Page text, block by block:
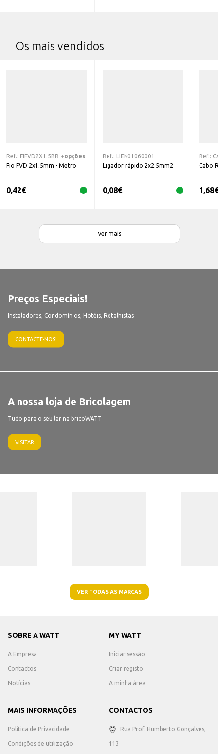
Os mais vendidos
Ref.: FIFVD2X1.5BR +opções
Fio FVD 2x1.5mm - Metro
0,42€
Ref.:
LIEK01060001
Ligador rápido 2x2.5mm2
0,08€
Ref.:
Cabo
1,68€
Ver mais
Preços Especiais!
Instaladores, Condomínios, Hotéis, Retalhistas
CONTACTE-NOS!
A nossa loja de Bricolagem
Tudo para o seu lar na bricoWATT
VISITAR
VER TODAS AS MARCAS
SOBRE A WATT
A Empresa
Contactos
Notícias
MY WATT
Iniciar sessão
Criar registo
A minha área
MAIS INFORMAÇÕES
Política de Privacidade
Condições de utilização
CONTACTOS
Rua Prof. Humberto Gonçalves,
113